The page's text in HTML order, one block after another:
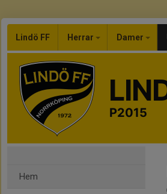
Lindö FF Herrar Damer
P2015
Hem